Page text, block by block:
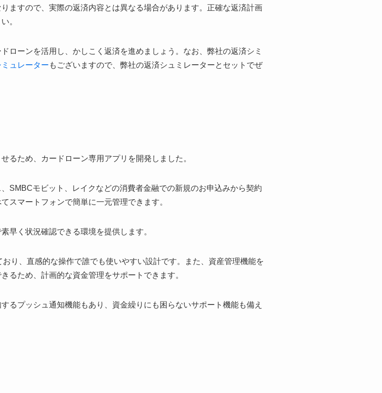
ますので、実際の返済内容とは異なる場合があります。正確な返済計画
。
ローンを活用し、かしこく返済を進めましょう。なお、弊社の返済シミ
ュレーター もございますので、弊社の返済シュミレーターとセットでぜ
るため、カードローン専用アプリを開発しました。
SMBCモビット、レイクなどの消費者金融での新規のお申込みから契約
スマートフォンで簡単に一元管理できます。
早く状況確認できる環境を提供します。
り、直感的な操作で誰でも使いやすい設計です。また、資産管理機能を
るため、計画的な資金管理をサポートできます。
るプッシュ通知機能もあり、資金繰りにも困らないサポート機能も備え